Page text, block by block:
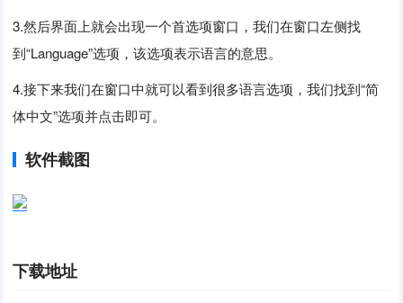
3.然后界面上就会出现一个首选项窗口，我们在窗口左侧找
到“Language”选项，该选项表示语言的意思。
4.接下来我们在窗口中就可以看到很多语言选项，我们找到“简
体中文”选项并点击即可。
软件截图
下载地址